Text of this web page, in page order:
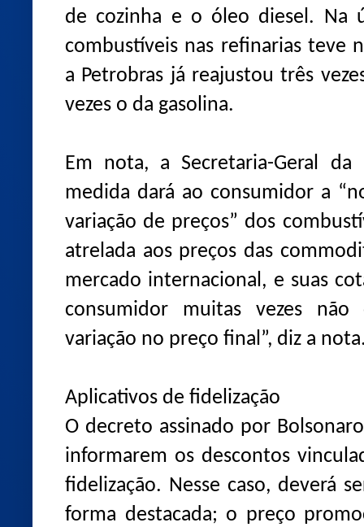
de cozinha e o óleo diesel. Na
combustíveis nas refinarias teve
a Petrobras já reajustou três
vezes o da gasolina.
Em nota, a Secretaria-Geral
medida dará ao consumidor a
variação de preços” dos
atrelada aos preços das
mercado internacional, e suas
consumidor muitas vezes
variação no preço final”, diz a
Aplicativos de fidelização
O decreto assinado por
informarem os descontos
fidelização. Nesse caso, deverá
forma destacada; o preço